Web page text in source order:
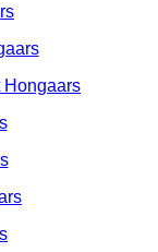
Hongaars